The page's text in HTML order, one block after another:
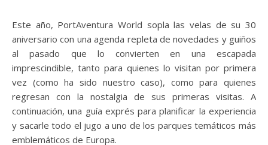
Este año, PortAventura World sopla las velas de su 30
aniversario con una agenda repleta de novedades y guiños
al pasado que lo convierten en una escapada
imprescindible, tanto para quienes lo visitan por primera
vez (como ha sido nuestro caso), como para quienes
regresan con la nostalgia de sus primeras visitas. A
continuación, una guía exprés para planificar la experiencia
y sacarle todo el jugo a uno de los parques temáticos más
emblemáticos de Europa.